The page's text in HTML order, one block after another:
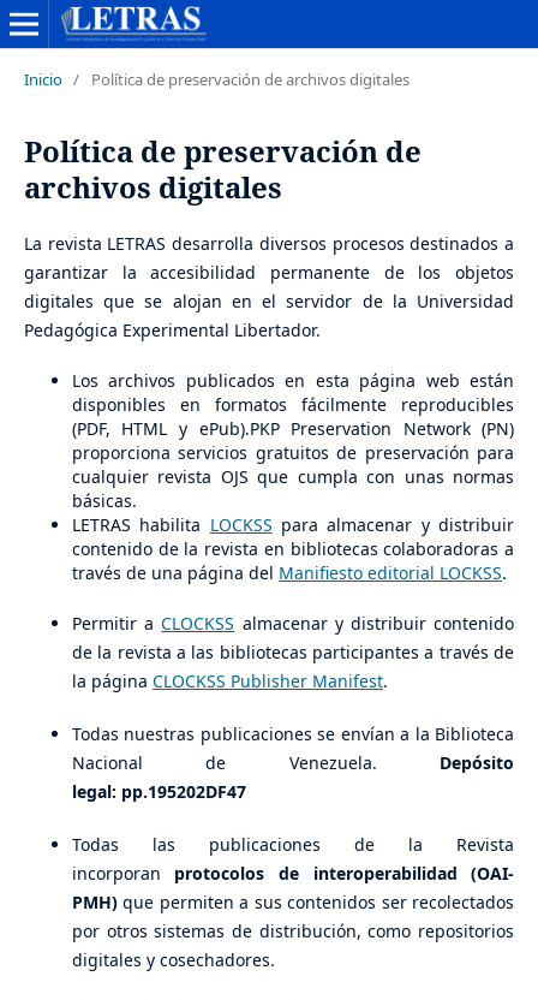
Inicio / Política de preservación de archivos digitales
Política de preservación de
archivos digitales
La revista LETRAS desarrolla diversos procesos destinados a
garantizar la accesibilidad permanente de los objetos
digitales que se alojan en el servidor de la Universidad
Pedagógica Experimental Libertador.
Los archivos publicados en esta página web están
disponibles en formatos fácilmente reproducibles
(PDF, HTML y ePub).PKP Preservation Network (PN)
proporciona servicios gratuitos de preservación para
cualquier revista OJS que cumpla con unas normas
básicas.
LETRAS habilita LOCKSS para almacenar y distribuir
contenido de la revista en bibliotecas colaboradoras a
través de una página del Manifiesto editorial LOCKSS.
Permitir aCLOCKSS almacenar y distribuir contenido
de la revista a las bibliotecas participantes a través de
la página CLOCKSS Publisher Manifest.
Todas nuestras publicaciones se envían a la Biblioteca
Nacional de Venezuela. Depósito
legal: pp.195202DF47
Todas las publicaciones de la Revista
incorporan protocolos de interoperabilidad (OAI-
PMH)que permiten a sus contenidos ser recolectados
por otros sistemas de distribución, como repositorios
digitales y cosechadores.